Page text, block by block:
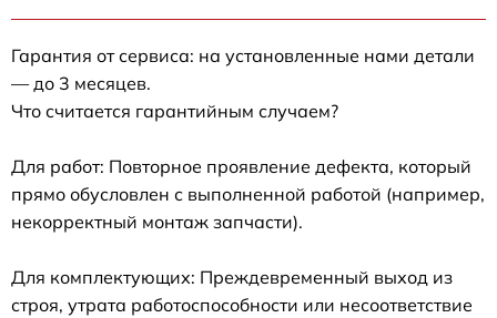
Гарантия от сервиса: на установленные нами детали
— до 3 месяцев.
Что считается гарантийным случаем?
Для работ: Повторное проявление дефекта, который
прямо обусловлен с выполненной работой (например,
некорректный монтаж запчасти).
Для комплектующих: Преждевременный выход из
строя, утрата работоспособности или несоответствие